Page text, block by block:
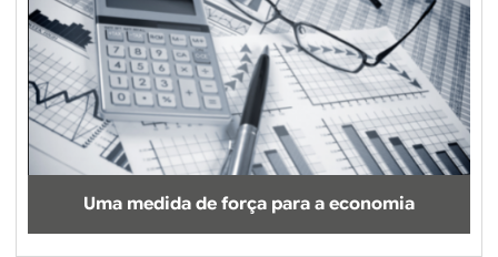
Uma medida de força para a economia